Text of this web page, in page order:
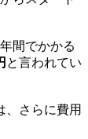
間でかかる
と言われてい
、さらに費用